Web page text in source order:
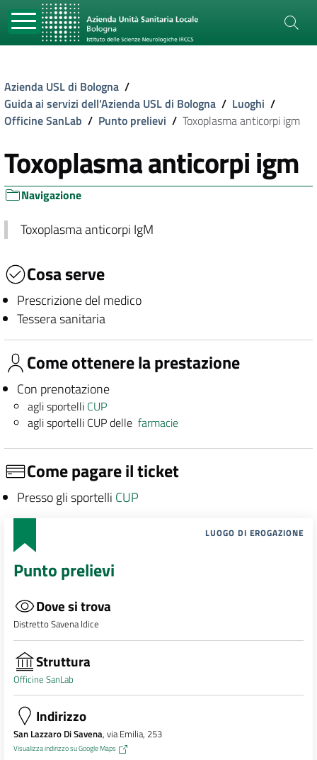
Azienda USL di Bologna /
Guida ai servizi dell'Azienda USL di Bologna / Luoghi /
Officine SanLab / Punto prelievi / Toxoplasma anticorpi igm
Toxoplasma anticorpi igm
Navigazione
Toxoplasma anticorpi IgM
Cosa serve
Prescrizione del medico
Tessera sanitaria
Come ottenere la prestazione
Con prenotazione
agli sportelli CUP
agli sportelli CUP dellefarmacie
Come pagare il ticket
Presso gli sportelli CUP
LUOGO DI EROGAZIONE
Punto prelievi
Dove si trova
Distretto Savena Idice
Struttura
Officine SanLab
Indirizzo
San Lazzaro Di Savena, via Emilia, 253
Visualizza indirizzo su Google Maps